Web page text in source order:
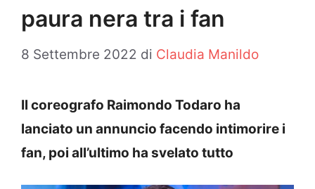
paura nera tra i fan
8 Settembre 2022 di Claudia Manildo
Il coreografo Raimondo Todaro ha
lanciato un annuncio facendo intimorire i
fan, poi all’ultimo ha svelato tutto